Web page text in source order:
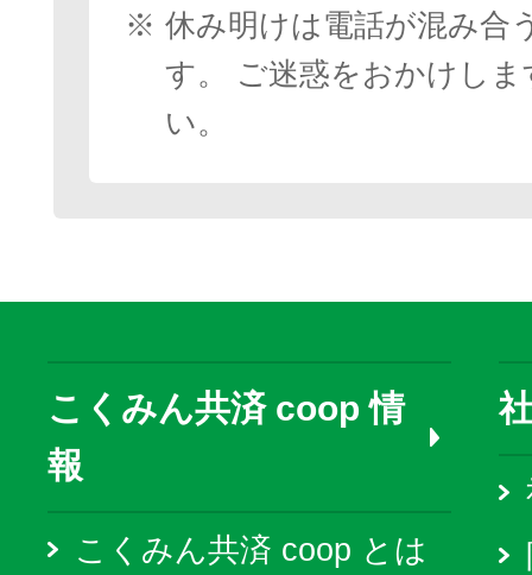
※ 休み明けは電話が混み合
す。 ご迷惑をおかけし
い。
こくみん共済 coop 情
報
こくみん共済 coop とは